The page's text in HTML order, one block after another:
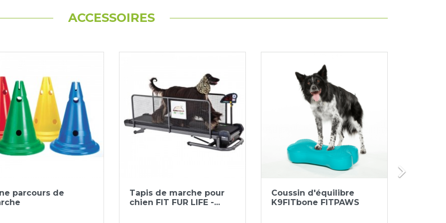
ACCESSOIRES
Aperçu rapide
parcours de
Aperçu rapide
Tapis de marche pour
chien FIT FUR LIFE -...
 Aperçu rapide
Coussin d'équilibre
K9FITbone FITPAWS
